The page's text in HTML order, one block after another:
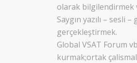
olarak bilgilendirmek
Saygın yazılı – sesli
gerçekleştirmek.
Global VSAT Forum
kurmak;ortak